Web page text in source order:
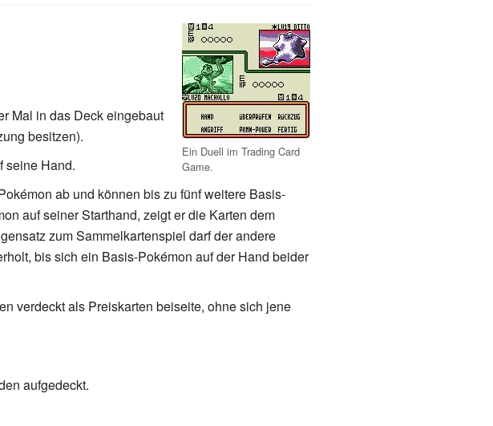
Ein Duell im Trading Card
Game.
Mal in das Deck eingebaut
besitzen).
seine Hand.
ab und können bis zu fünf weitere Basis-
auf seiner Starthand, zeigt er die Karten dem
zum Sammelkartenspiel darf der andere
bis sich ein Basis-Pokémon auf der Hand beider
verdeckt als Preiskarten beiseite, ohne sich jene
aufgedeckt.